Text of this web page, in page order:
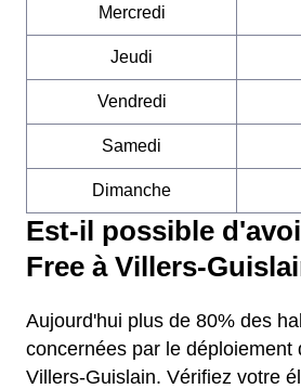
Mercredi
Jeudi
Vendredi
Samedi
Dimanche
Est-il possible
Free à Villers-
Aujourd'hui plus de 80% des
concernées par le déploiement
Villers-Guislain. Vérifiez votre